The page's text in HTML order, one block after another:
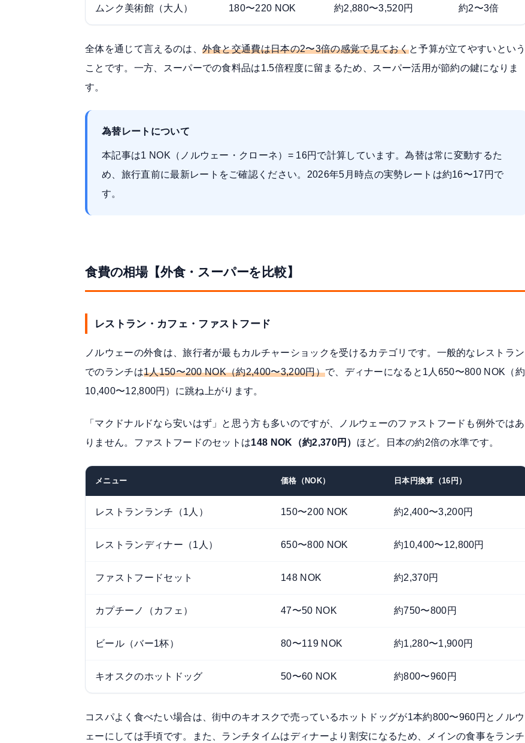
ムンク美術館（大人） 180〜220 NOK 約2,880〜3,520円 約2〜3倍
全体を通じて言えるのは、 外食と交通費は日本の2〜3倍の感覚で見ておくと予算が立てやすいという
ことです。一方、スーパーでの食料品は1.5倍程度に留まるため、スーパー活用が節約の鍵になりま
す。
為替レートについて
本記事は1 NOK（ノルウェー・クローネ）= 16円で計算しています。為替は常に変動するた
め、旅行直前に最新レートをご確認ください。2026年5月時点の実勢レートは約16〜17円で
す。
食費の相場【外食・スーパーを比較】
レストラン・カフェ・ファストフード
ノルウェーの外食は、旅行者が最もカルチャーショックを受けるカテゴリです。一般的なレストラン
でのランチは1人150〜200 NOK（約2,400〜3,200円）で、ディナーになると1人650〜800 NOK（約
10,400〜12,800円）に跳ね上がります。
「マクドナルドなら安いはず」と思う方も多いのですが、ノルウェーのファストフードも例外ではあ
りません。ファストフードのセットは148 NOK（約2,370円） ほど。日本の約2倍の水準です。
メニュー 価格（NOK） 日本円換算（16円）
レストランランチ（1人） 150〜200 NOK 約2,400〜3,200円
レストランディナー（1人） 650〜800 NOK 約10,400〜12,800円
ファストフードセット 148 NOK 約2,370円
カプチーノ（カフェ） 47〜50 NOK 約750〜800円
ビール（バー1杯） 80〜119 NOK 約1,280〜1,900円
キオスクのホットドッグ 50〜60 NOK 約800〜960円
コスパよく食べたい場合は、街中のキオスクで売っているホットドッグが1本約800〜960円とノルウ
ェーにしては手頃です。また、ランチタイムはディナーより割安になるため、メインの食事をランチ